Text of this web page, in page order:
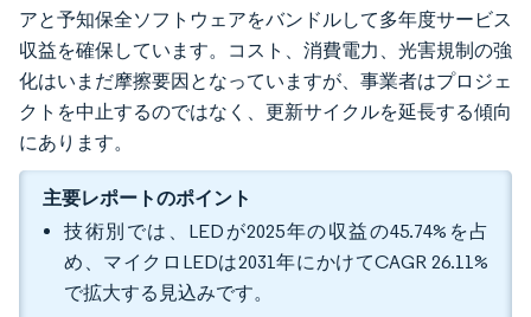
アと予知保全ソフトウェアをバンドルして多年度サービス
収益を確保しています。コスト、消費電力、光害規制の強
化はいまだ摩擦要因となっていますが、事業者はプロジェ
クトを中止するのではなく、更新サイクルを延長する傾向
にあります。
主要レポートのポイント
技術別では、LEDが2025年の収益の45.74%を占
め、マイクロLEDは2031年にかけてCAGR 26.11%
で拡大する見込みです。